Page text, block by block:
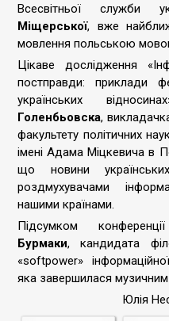
Всесвітньої служби
Міщерської, вже
мовлення польською
Цікаве дослідження
постправди: приклади
українських
Голенбьовска,
факультету політичних
імені Адама Міцкевича в
що новини
роздмухувачами
нашими країнами.
Підсумком
Бурмаки, кандидата
«softpower»
яка завершилася
Юлія